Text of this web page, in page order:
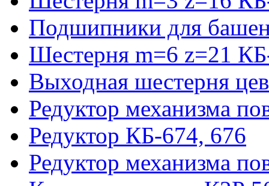
Подшипники для
Шестерня m=6 z=21
Выходная шестерня
Редуктор механизма
Редуктор КБ-674, 676
Редуктор механизма